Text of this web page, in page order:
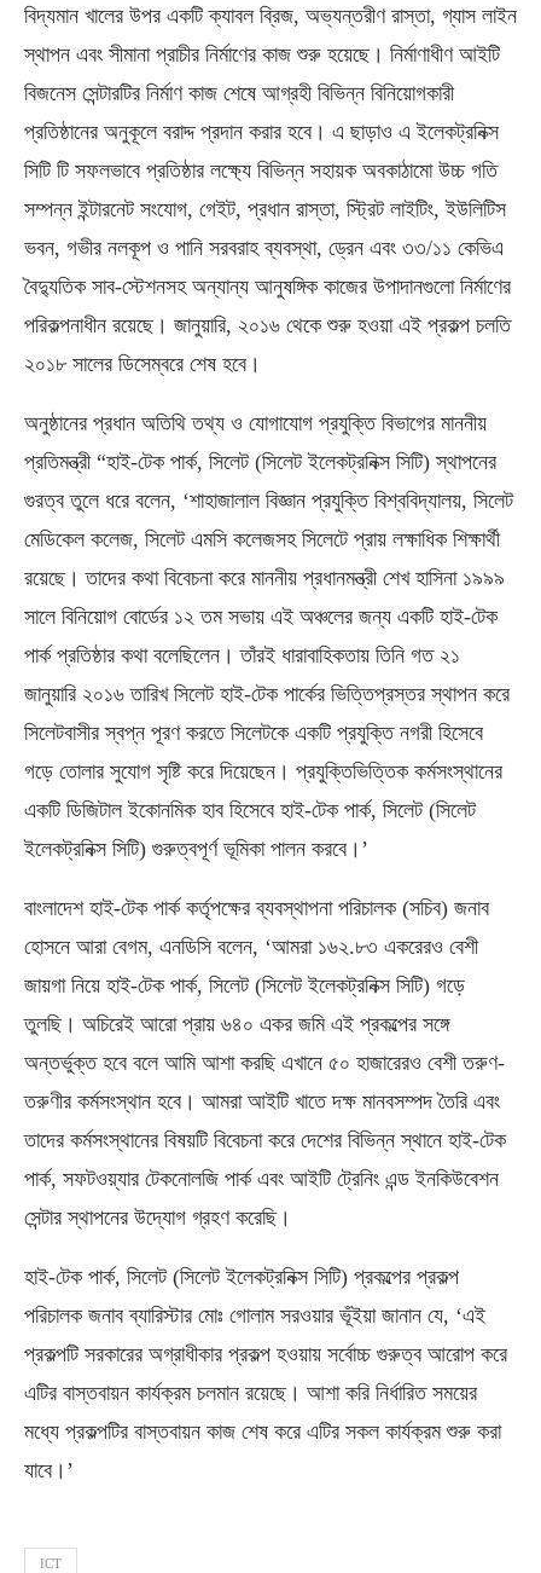
বিদ্যমান খালের উপর একটি ক্যাবল ব্রিজ, অভ্যন্তরীণ রাস্তা, গ্যাস লাইন
স্থাপন এবং সীমানা প্রাচীর নির্মাণের কাজ শুরু হয়েছে। নির্মাণাধীণ আইটি
বিজনেস সেন্টারটির নির্মাণ কাজ শেষে আগ্রহী বিভিন্ন বিনিয়োগকারী
প্রতিষ্ঠানের অনুকূলে বরাদ্দ প্রদান করার হবে। এ ছাড়াও এ ইলেকট্রনিক্স
সিটি টি সফলভাবে প্রতিষ্ঠার লক্ষ্যে বিভিন্ন সহায়ক অবকাঠামো উচ্চ গতি
সম্পন্ন ইন্টারনেট সংযোগ, গেইট, প্রধান রাস্তা, স্ট্রিট লাইটিং, ইউলিটিস
ভবন, গভীর নলকূপ ও পানি সরবরাহ ব্যবস্থা, ড্রেন এবং ৩৩/১১ কেভিএ
বৈদ্যুতিক সাব-স্টেশনসহ অন্যান্য আনুষঙ্গিক কাজের উপাদানগুলো নির্মাণের
পরিকল্পনাধীন রয়েছে। জানুয়ারি, ২০১৬ থেকে শুরু হওয়া এই প্রকল্প চলতি
২০১৮ সালের ডিসেম্বরে শেষ হবে।
অনুষ্ঠানের প্রধান অতিথি তথ্য ও যোগাযোগ প্রযুক্তি বিভাগের মাননীয়
প্রতিমন্ত্রী “হাই-টেক পার্ক, সিলেট (সিলেট ইলেকট্রনিক্স সিটি) স্থাপনের
গুরত্ব তুলে ধরে বলেন, ‘শাহাজালাল বিজ্ঞান প্রযুক্তি বিশ্ববিদ্যালয়, সিলেট
মেডিকেল কলেজ, সিলেট এমসি কলেজসহ সিলেটে প্রায় লক্ষাধিক শিক্ষার্থী
রয়েছে। তাদের কথা বিবেচনা করে মাননীয় প্রধানমন্ত্রী শেখ হাসিনা ১৯৯৯
সালে বিনিয়োগ বোর্ডের ১২ তম সভায় এই অঞ্চলের জন্য একটি হাই-টেক
পার্ক প্রতিষ্ঠার কথা বলেছিলেন। তাঁরই ধারাবাহিকতায় তিনি গত ২১
জানুয়ারি ২০১৬ তারিখ সিলেট হাই-টেক পার্কের ভিত্তিপ্রস্তর স্থাপন করে
সিলেটবাসীর স্বপ্ন পূরণ করতে সিলেটকে একটি প্রযুক্তি নগরী হিসেবে
গড়ে তোলার সুযোগ সৃষ্টি করে দিয়েছেন। প্রযুক্তিভিত্তিক কর্মসংস্থানের
একটি ডিজিটাল ইকোনমিক হাব হিসেবে হাই-টেক পার্ক, সিলেট (সিলেট
ইলেকট্রনিক্স সিটি) গুরুত্বপূর্ণ ভূমিকা পালন করবে।’
বাংলাদেশ হাই-টেক পার্ক কর্তৃপক্ষের ব্যবস্থাপনা পরিচালক (সচিব) জনাব
হোসনে আরা বেগম, এনডিসি বলেন, ‘আমরা ১৬২.৮৩ একরেরও বেশী
জায়গা নিয়ে হাই-টেক পার্ক, সিলেট (সিলেট ইলেকট্রনিক্স সিটি) গড়ে
তুলছি। অচিরেই আরো প্রায় ৬৪০ একর জমি এই প্রকল্পের সঙ্গে
অন্তর্ভুক্ত হবে বলে আমি আশা করছি এখানে ৫০ হাজারেরও বেশী তরুণ-
তরুণীর কর্মসংস্থান হবে। আমরা আইটি খাতে দক্ষ মানবসম্পদ তৈরি এবং
তাদের কর্মসংস্থানের বিষয়টি বিবেচনা করে দেশের বিভিন্ন স্থানে হাই-টেক
পার্ক, সফটওয়্যার টেকনোলজি পার্ক এবং আইটি ট্রেনিং এন্ড ইনকিউবেশন
সেন্টার স্থাপনের উদ্যোগ গ্রহণ করেছি।
হাই-টেক পার্ক, সিলেট (সিলেট ইলেকট্রনিক্স সিটি) প্রকল্পের প্রকল্প
পরিচালক জনাব ব্যারিস্টার মোঃ গোলাম সরওয়ার ভূঁইয়া জানান যে, ‘এই
প্রকল্পটি সরকারের অগ্রাধীকার প্রকল্প হওয়ায় সর্বোচ্চ গুরুত্ব আরোপ করে
এটির বাস্তবায়ন কার্যক্রম চলমান রয়েছে। আশা করি নির্ধারিত সময়ের
মধ্যে প্রকল্পটির বাস্তবায়ন কাজ শেষ করে এটির সকল কার্যক্রম শুরু করা
যাবে।’
ICT